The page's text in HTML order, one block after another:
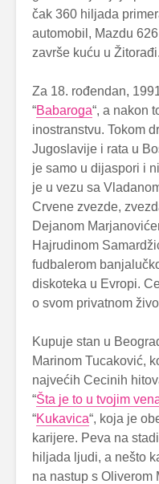
čak 360 hiljada
automobil, Mazdu
završe kuću u Žitorađi.
Za 18. rođendan,
“Babaroga“, a nakon
inostranstvu. Tokom
Jugoslavije i rata u
je samo u dijaspori i
je u vezu sa
Crvene zvezde,
Dejanom
Hajrudinom
fudbalerom
diskoteka u Evropi.
o svom privatnom
Kupuje stan u
Marinom Tucaković,
najvećih Cecinih
“Šta je to u tvojim
“Kukavica“, koja je
karijere. Peva na
hiljada ljudi, a nešto
na nastup s Oliverom